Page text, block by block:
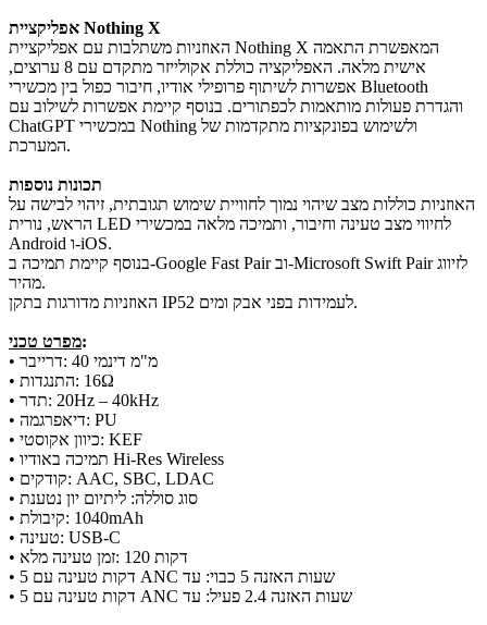
אפליקציית Nothing X
האוזניות משתלבות עם אפליקציית Nothing X המאפשרת התאמה
אישית מלאה. האפליקציה כוללת אקולייזר מתקדם עם 8 ערוצים,
אפשרות לשיתוף פרופילי אודיו, חיבור כפול בין מכשירי Bluetooth
והגדרת פעולות מותאמות לכפתורים. בנוסף קיימת אפשרות לשילוב עם
ChatGPT במכשירי Nothing ולשימוש בפונקציות מתקדמות של
המערכת.
תכונות נוספות
האוזניות כוללות מצב שיהוי נמוך לחוויית שימוש תגובתית, זיהוי לבישה על
הראש, נורית LED לחיווי מצב טעינה וחיבור, ותמיכה מלאה במכשירי
Android ו-iOS.
בנוסף קיימת תמיכה ב-Google Fast Pair וב-Microsoft Swift Pair לזיווג
מהיר.
האוזניות מדורגות בתקן IP52 לעמידות בפני אבק ומים.
מפרט טכני:
• דרייבר: ‎40‎ מ"מ דינמי
• התנגדות: ‎16Ω‎
• תדר: ‎20Hz – 40kHz‎
• דיאפרגמה: PU
• כיוון אקוסטי: KEF
• תמיכה באודיו Hi-Res Wireless
• קודקים: AAC, SBC, LDAC
• סוג סוללה: ליתיום יון נטענת
• קיבולת: ‎1040mAh‎
• טעינה: USB-C
• זמן טעינה מלא: ‎120‎ דקות
• ‎5‎ דקות טעינה עם ANC כבוי: עד ‎5‎ שעות האזנה
• ‎5‎ דקות טעינה עם ANC פעיל: עד ‎2.4‎ שעות האזנה